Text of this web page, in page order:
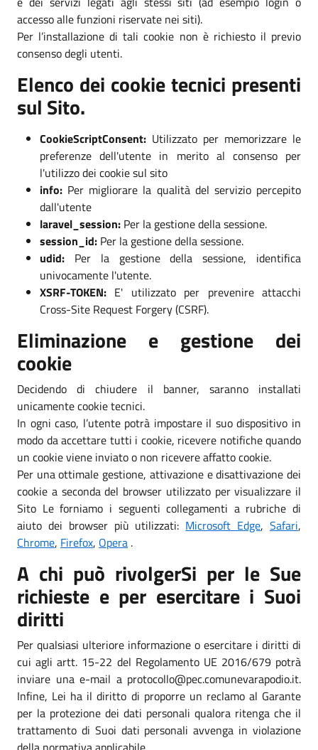
accesso alle funzioni riservate nei siti).
Per l’installazione di tali cookie non è richiesto il previo
consenso degli utenti.
Elenco dei cookie tecnici presenti
sul Sito.
CookieScriptConsent: Utilizzato per memorizzare le
preferenze dell'utente in merito al consenso per
l'utilizzo dei cookie sul sito
info: Per migliorare la qualità del servizio percepito
dall'utente
laravel_session: Per la gestione della sessione.
session_id: Per la gestione della sessione.
udid: Per la gestione della sessione, identifica
univocamente l'utente.
XSRF-TOKEN: E' utilizzato per prevenire attacchi
Cross-Site Request Forgery (CSRF).
Eliminazione e gestione dei
cookie
Decidendo di chiudere il banner, saranno installati
unicamente cookie tecnici.
In ogni caso, l’utente potrà impostare il suo dispositivo in
modo da accettare tutti i cookie, ricevere notifiche quando
un cookie viene inviato o non ricevere affatto cookie.
Per una ottimale gestione, attivazione e disattivazione dei
cookie a seconda del browser utilizzato per visualizzare il
Sito Le forniamo i seguenti collegamenti a rubriche di
aiuto dei browser più utilizzati: Microsoft Edge,Safari,
Chrome, Firefox, Opera .
A chi può rivolgerSi per le Sue
richieste e per esercitare i Suoi
diritti
Per qualsiasi ulteriore informazione o esercitare i diritti di
cui agli artt. 15-22 del Regolamento UE 2016/679 potrà
inviare una e-mail a protocollo@pec.comunevarapodio.it.
Infine, Lei ha il diritto di proporre un reclamo al Garante
per la protezione dei dati personali qualora ritenga che il
trattamento di Suoi dati personali avvenga in violazione